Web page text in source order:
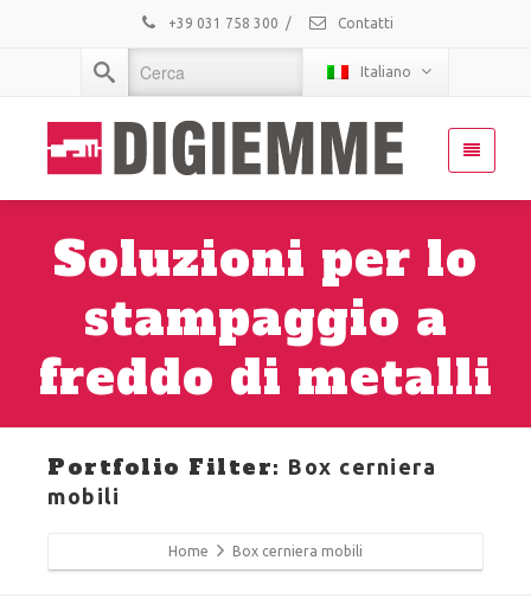
+39 031 758 300 / Contatti
Italiano
Soluzioni per lo
stampaggio a
freddo di metalli
Portfolio Filter: Box cerniera
mobili
Home Box cerniera mobili